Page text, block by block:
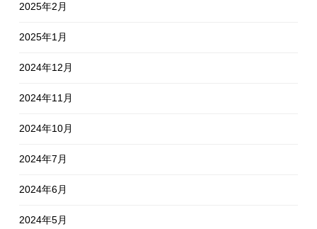
2025年2月
2025年1月
2024年12月
2024年11月
2024年10月
2024年7月
2024年6月
2024年5月